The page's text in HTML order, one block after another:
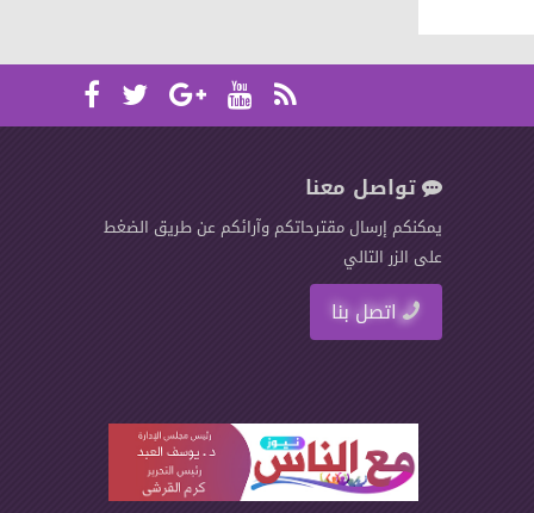
تواصل معنا
يمكنكم إرسال مقترحاتكم وآرائكم عن طريق الضغط
على الزر التالي
اتصل بنا